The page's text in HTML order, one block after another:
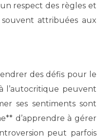
respect des règles et
attribuées aux
des défis pour le
l’autocritique peuvent
ses sentiments sont
d’apprendre à gérer
peut parfois